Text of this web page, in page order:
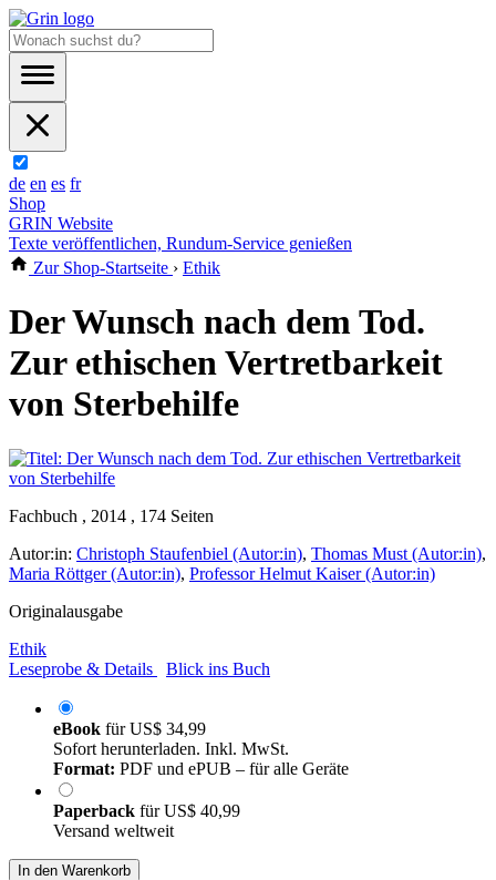
de en es fr
Shop
GRIN Website
Texte veröffentlichen, Rundum-Service genießen
Zur Shop-Startseite › Ethik
Der Wunsch nach dem Tod.
Zur ethischen Vertretbarkeit
von Sterbehilfe
Fachbuch , 2014 , 174 Seiten
Autor:in: Christoph Staufenbiel (Autor:in), Thomas Must (Autor:in),
Maria Röttger (Autor:in), Professor Helmut Kaiser (Autor:in)
Originalausgabe
Ethik
Leseprobe & Details
Blick ins Buch
eBook fürUS$ 34,99
Sofort herunterladen. Inkl. MwSt.
Format: PDF und ePUB – für alle Geräte
Paperback fürUS$ 40,99
Versand weltweit
In den Warenkorb